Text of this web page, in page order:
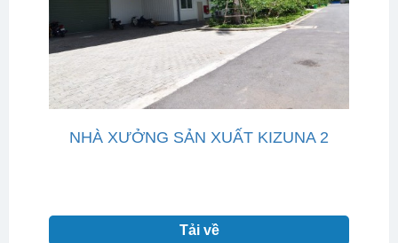
NHÀ XƯỞNG SẢN XUẤT KIZUNA 2
Tải về